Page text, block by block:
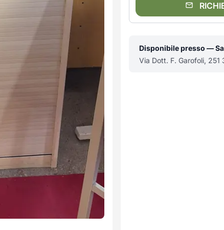
Disponibile presso —
Via Dott. F. Garofoli, 251